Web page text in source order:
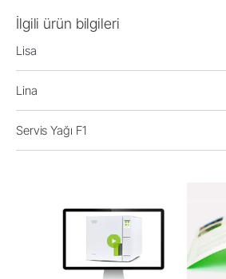
İlgili ürün bilgileri
Lisa
Lina
Servis Yağı F1